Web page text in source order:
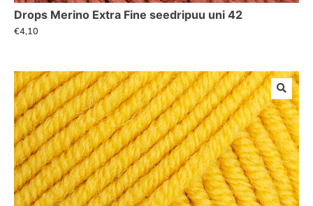
Drops Merino Extra Fine seedripuu uni 42
€4,10